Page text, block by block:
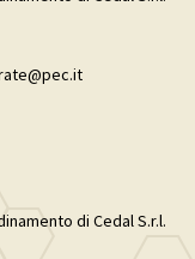
di Cedal S.r.l.